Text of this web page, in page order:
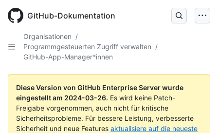
main
GitHub-Dokumentation
Organisationen /
Programmgesteuerten Zugriff verwalten /
GitHub-App-Manager*innen
Diese Version von GitHub Enterprise Server wurde
eingestellt am 2024-03-26. Es wird keine Patch-
Freigabe vorgenommen, auch nicht für kritische
Sicherheitsprobleme. Für bessere Leistung, verbesserte
Sicherheit und neue Features aktualisiere auf die neueste